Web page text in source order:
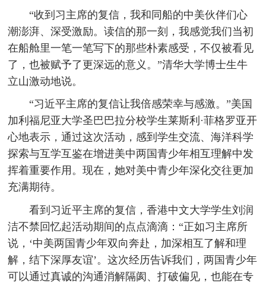
“收到习主席的复信，我和同船的中美伙伴们心
潮澎湃、深受激励。读信的那一刻，我感觉我们当初
在船舱里一笔一笔写下的那些朴素感受，不仅被看见
了，也被赋予了更深远的意义。”清华大学博士生牛
立山激动地说。
“习近平主席的复信让我倍感荣幸与感激。”美国
加利福尼亚大学圣巴巴拉分校学生莱斯利·菲格罗亚开
心地表示，通过这次活动，感到学生交流、海洋科学
探索与互学互鉴在增进美中两国青少年相互理解中发
挥着重要作用。现在，她对美中青少年深化交往更加
充满期待。
看到习近平主席的复信，香港中文大学学生刘润
洁不禁回忆起活动期间的点点滴滴：“正如习主席所
说，‘中美两国青少年双向奔赴，加深相互了解和理
解，结下深厚友谊’。这次经历告诉我们，两国青少年
可以通过真诚的沟通消解隔阂、打破偏见，也能在专